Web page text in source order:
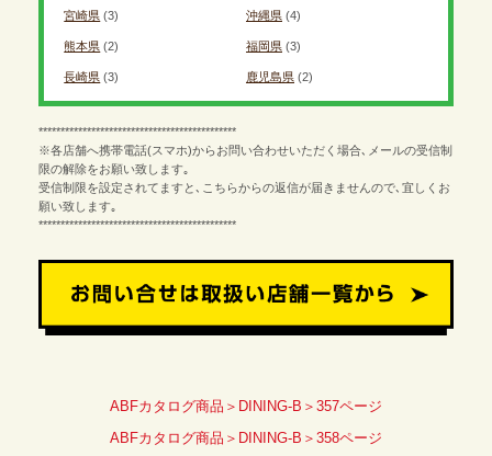
宮崎県 (3) 沖縄県(4)
熊本県 (2) 福岡県(3)
長崎県 (3) 鹿児島県(2)
*********************************************
※各店舗へ携帯電話(スマホ)からお問い合わせいただく場合､メールの受信制
限の解除をお願い致します｡
受信制限を設定されてますと､こちらからの返信が届きませんので､宜しくお
願い致します｡
*********************************************
ABFカタログ商品＞DINING-B＞357ページ
ABFカタログ商品＞DINING-B＞358ページ